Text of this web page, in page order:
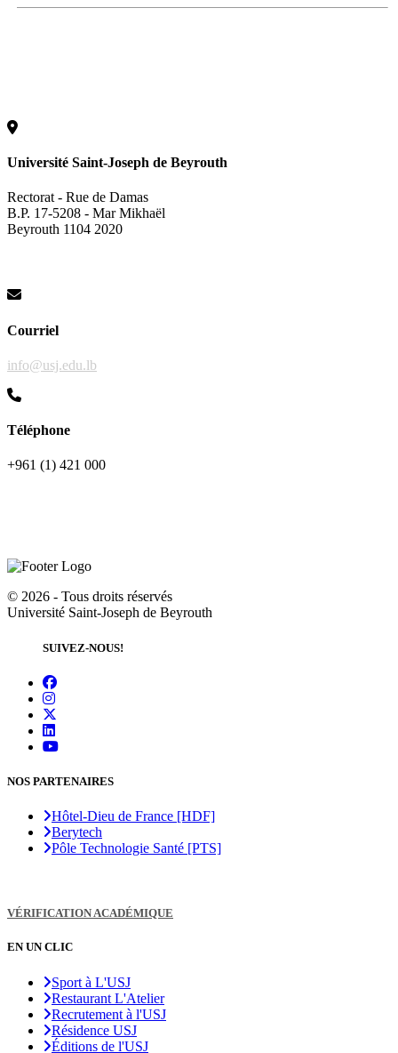
Université Saint-Joseph de Beyrouth
Rectorat - Rue de Damas
B.P. 17-5208 - Mar Mikhaël
Beyrouth 1104 2020
Courriel
info@usj.edu.lb
Téléphone
+961 (1) 421 000
© 2026 - Tous droits réservés
Université Saint-Joseph de Beyrouth
SUIVEZ-NOUS!
NOS PARTENAIRES
Hôtel-Dieu de France [HDF]
Berytech
Pôle Technologie Santé [PTS]
VÉRIFICATION ACADÉMIQUE
EN UN CLIC
Sport à L'USJ
Restaurant L'Atelier
Recrutement à l'USJ
Résidence USJ
Éditions de l'USJ